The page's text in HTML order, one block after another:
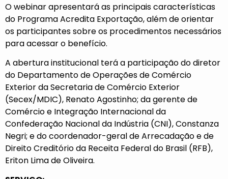
O webinar apresentará as principais características
do Programa Acredita Exportação, além de orientar
os participantes sobre os procedimentos necessários
para acessar o benefício.
A abertura institucional terá a participação do diretor
do Departamento de Operações de Comércio
Exterior da Secretaria de Comércio Exterior
(Secex/MDIC), Renato Agostinho; da gerente de
Comércio e Integração Internacional da
Confederação Nacional da Indústria (CNI), Constanza
Negri; e do coordenador-geral de Arrecadação e de
Direito Creditório da Receita Federal do Brasil (RFB),
Eriton Lima de Oliveira.